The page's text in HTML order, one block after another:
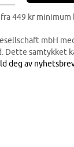
449 kr minimum
mbH
Dette samtykket
deg av